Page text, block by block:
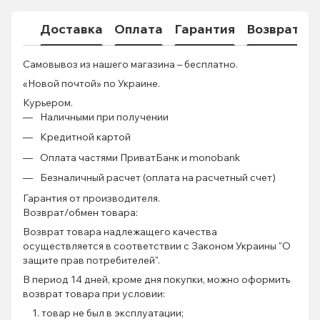
Доставка Оплата Гарантия Возврат
Самовывоз из нашего магазина – бесплатно.
«Новой почтой» по Украине.
Курьером.
Наличными при получении
Кредитной картой
Оплата частями ПриватБанк и monobank
Безналичный расчет (оплата на расчетный счет)
Гарантия от производителя.
Возврат/обмен товара:
Возврат товара надлежащего качества
осуществляется в соответствии с Законом Украины "О
защите прав потребителей".
В период 14 дней, кроме дня покупки, можно оформить
возврат товара при условии:
товар не был в эксплуатации;